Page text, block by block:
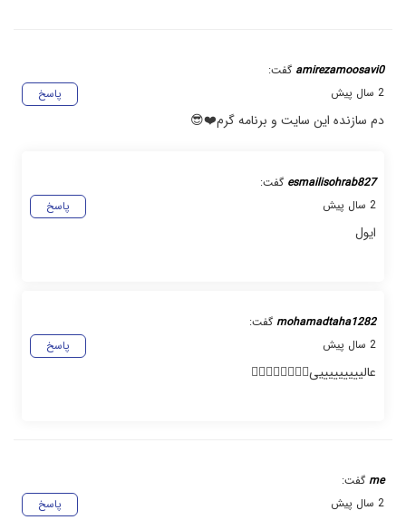
amirezamoosavi0 گفت:
پاسخ
2 سال پیش
دم سازنده این سایت و برنامه گرم❤️😎
esmailisohrab827 گفت:
پاسخ
2 سال پیش
ایول
mohamadtaha1282 گفت:
پاسخ
2 سال پیش
عالیییییییییی👍🏻👍🏻👍🏻👍🏻
me گفت:
پاسخ
2 سال پیش